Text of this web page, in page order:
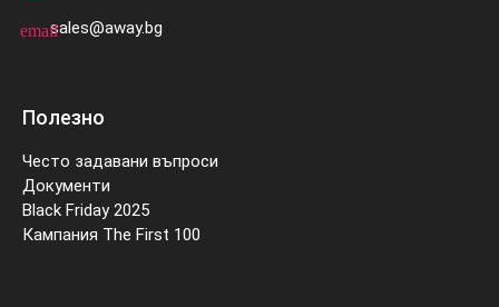
emailsales@away.bg
Полезно
Често задавани въпроси
Документи
Black Friday 2025
Кампания The First 100